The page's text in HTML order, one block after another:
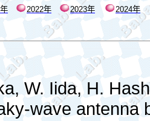
年 2022年 2023年 2024年
W. Iida, H.
wave antenna